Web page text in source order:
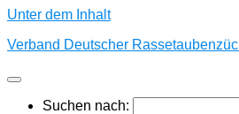
Unter dem Inhalt
Verband Deutscher
Suchen nach: